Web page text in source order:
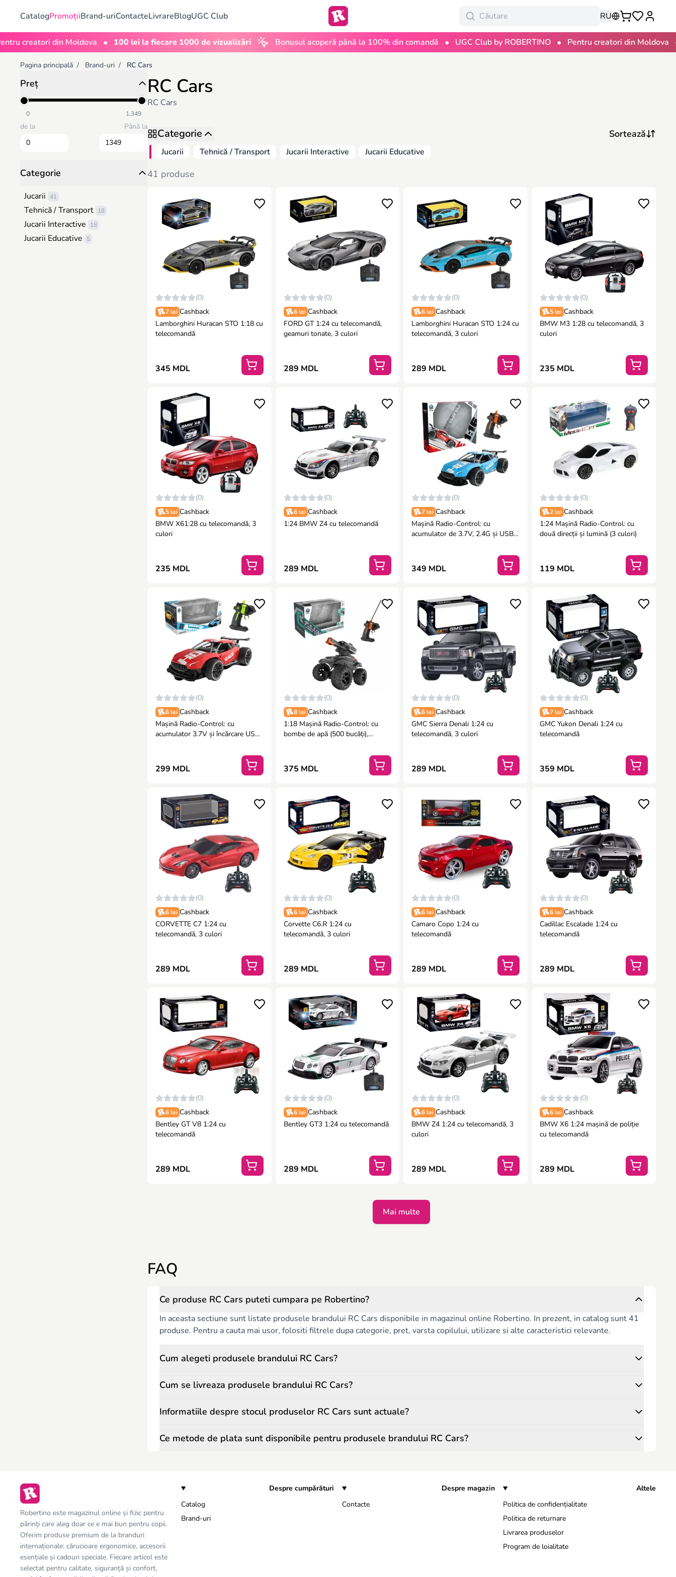
CatalogPromoțiiBrand-uriContacteLivrareBlogUGC Club RU
din Moldova • 100 lei la fiecare 1000 de vizualizări Bonusul acoperă până la 100% din comandă • UGC Club by ROBERTINO • Pentru creatori din Moldova •
Pagina principală / Brand-uri / RC Cars
Preț
0 1,349
de la Până la
Categorie
Jucarii 41
Tehnică / Transport 18
Jucarii Interactive 18
Jucarii Educative 5
RC Cars
RC Cars
Categorie
Jucarii Tehnică / Transport Jucarii Interactive Jucarii Educative
41 produse
(0)
7 lei Cashback
Lamborghini Huracan STO 1:18 cu
telecomandă
345 MDL
(0)
6 lei Cashback
FORD GT 1:24 cu telecomandă,
geamuri tonate, 3 culori
289 MDL
(0)
6 lei Cashback
Lamborghini Huracan STO 1:24 cu
telecomandă, 3 culori
289 MDL
(0)
5 lei Cashback
BMW M3 1:28 cu telecomandă, 3
culori
235 MDL
(0)
5 lei Cashback
BMW X61:28 cu telecomandă, 3
culori
235 MDL
(0)
6 lei Cashback
1:24 BMW Z4 cu telecomandă
289 MDL
(0)
7 lei Cashback
Mașină Radio-Control: cu
acumulator de 3.7V, 2.4G și USB
349 MDL
(0)
2 lei Cashback
1:24 Mașină Radio-Control: cu
două direcții și lumină (3 culori)
119 MDL
(0)
6 lei Cashback
Mașină Radio-Control: cu
acumulator 3.7V și încărcare USB
299 MDL
(0)
8 lei Cashback
1:18 Mașină Radio-Control: cu
bombe de apă (500 bucăți),
375 MDL
(0)
6 lei Cashback
GMC Sierra Denali 1:24 cu
telecomandă, 3 culori
289 MDL
(0)
7 lei Cashback
GMC Yukon Denali 1:24 cu
telecomandă
359 MDL
(0)
6 lei Cashback
CORVETTE C7 1:24 cu
telecomandă, 3 culori
289 MDL
(0)
6 lei Cashback
Corvette C6.R 1:24 cu
telecomandă, 3 culori
289 MDL
(0)
6 lei Cashback
Camaro Copo 1:24 cu
telecomandă
289 MDL
(0)
6 lei Cashback
Cadillac Escalade 1:24 cu
telecomandă
289 MDL
(0)
6 lei Cashback
Bentley GT V8 1:24 cu
telecomandă
289 MDL
(0)
6 lei Cashback
Bentley GT3 1:24 cu telecomandă
289 MDL
(0)
6 lei Cashback
BMW Z4 1:24 cu telecomandă, 3
culori
289 MDL
(0)
6 lei Cashback
BMW X6 1:24 mașină de poliție
cu telecomandă
289 MDL
Mai multe
FAQ
Ce produse RC Cars puteti cumpara pe Robertino?
In aceasta sectiune sunt listate produsele brandului RC Cars disponibile in magazinul online Robertino. In prezent, in catalog sunt 41
produse. Pentru a cauta mai usor, folositi filtrele dupa categorie, pret, varsta copilului, utilizare si alte caracteristici relevante.
Cum alegeti produsele brandului RC Cars?
Cum se livreaza produsele brandului RC Cars?
Informatiile despre stocul produselor RC Cars sunt actuale?
Ce metode de plata sunt disponibile pentru produsele brandului RC Cars?
Despre cumpărături
Catalog
Brand-uri
Despre magazin
Contacte
Altele
Politica de confidențialitate
Politica de returnare
Livrarea produselor
Program de loialitate
Robertino este magazinul online și fizic pentru
părinți care aleg doar ce e mai bun pentru copii.
Oferim produse premium de la branduri
internaționale: cărucioare ergonomice, accesorii
esențiale și cadouri speciale. Fiecare articol este
selectat pentru calitate, siguranță și confort,